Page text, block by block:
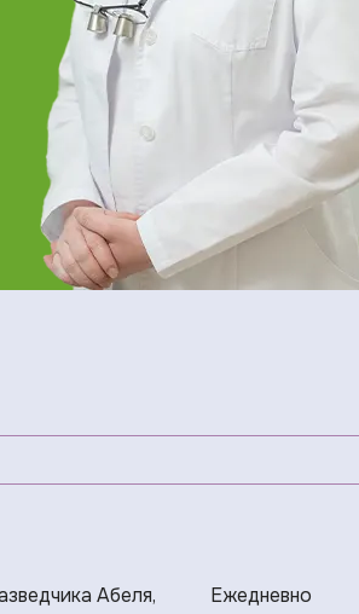
Абеля, Ежедневно